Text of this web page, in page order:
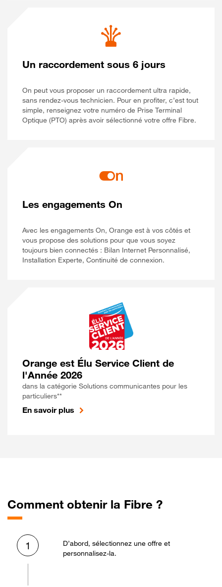
Un raccordement sous 6 jours
On peut vous proposer un raccordement ultra rapide,
sans rendez-vous technicien. Pour en profiter, c’est tout
simple, renseignez votre numéro de Prise Terminal
Optique (PTO) après avoir sélectionné votre offre Fibre.
Les engagements On
Avec les engagements On, Orange est à vos côtés et
vous propose des solutions pour que vous soyez
toujours bien connectés : Bilan Internet Personnalisé,
Installation Experte, Continuité de connexion.
Orange est Élu Service Client de
l'Année 2026
dans la catégorie Solutions communicantes pour les
particuliers**
En savoir plus
Comment obtenir la Fibre ?
1
D’abord, sélectionnez une offre et
personnalisez-la.